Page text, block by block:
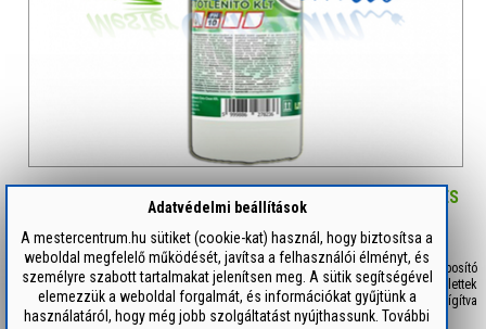
Adatvédelmi beállítások
A mestercentrum.hu sütiket (cookie-kat) használ, hogy biztosítsa a
weboldal megfelelő működését, javítsa a felhasználói élményt, és
személyre szabott tartalmakat jelenítsen meg. A sütik segítségével
elemezzük a weboldal forgalmát, és információkat gyűjtünk a
használatáról, hogy még jobb szolgáltatást nyújthassunk. További
CIVIS KLÓROS TISZTÍTÓ ÉS FERTŐTLENÍTŐ KLT 1 LITERES
900 Ft / db
Alkalmazási terület : Élelmiszeripar számos területén használható akár habosító
berendezéssel is. Ezen kívül használhatja még konyhák, vizesblokkok, toalettek
fertőtlenítésére. Hígítás nélkül használható WC kagylók, kádak fertőtlenítésére. Hígítva
nagyobb felületek, padlók tisztítására, fertőtleníté...